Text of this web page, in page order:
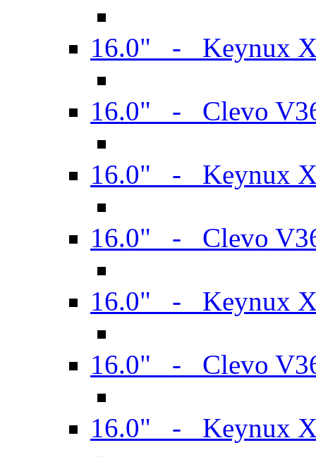
16.0" - Keynux
16.0" - Clevo
16.0" - Keynux
16.0" - Clevo
16.0" - Keynux
16.0" - Clevo
16.0" - Keynux